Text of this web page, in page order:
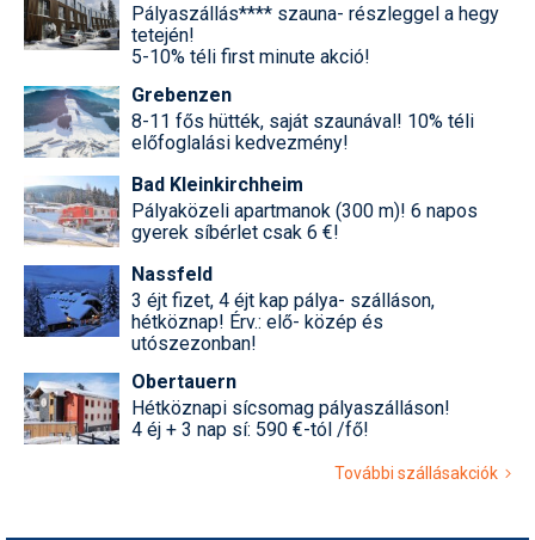
Pályaszállás**** szauna- részleggel a hegy
tetején!
5-10% téli first minute akció!
Grebenzen
8-11 fős hütték, saját szaunával! 10% téli
előfoglalási kedvezmény!
Bad Kleinkirchheim
Pályaközeli apartmanok (300 m)! 6 napos
gyerek síbérlet csak 6 €!
Nassfeld
3 éjt fizet, 4 éjt kap pálya- szálláson,
hétköznap! Érv.: elő- közép és
utószezonban!
Obertauern
Hétköznapi sícsomag pályaszálláson!
4 éj + 3 nap sí: 590 €-tól /fő!
További szállásakciók